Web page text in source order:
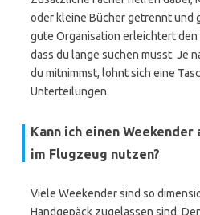
oder kleine Bücher getrennt und
gute Organisation erleichtert
dass du lange suchen musst. Je
du mitnimmst, lohnt sich eine
Unterteilungen.
Kann ich einen Weekender
im Flugzeug nutzen?
Viele Weekender sind so
Handgepäck zugelassen sind.